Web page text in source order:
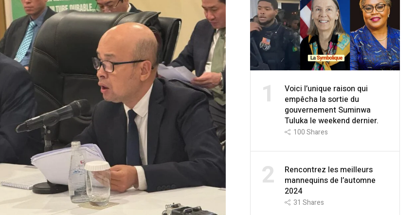
1
Voici l’unique raison qui
empêcha la sortie du
gouvernement Suminwa
Tuluka le weekend dernier.
100Shares
2
Rencontrez les meilleurs
mannequins de l’automne
2024
31 Shares